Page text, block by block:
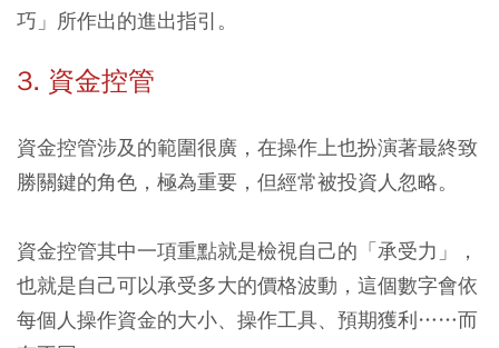
巧」所作出的進出指引。
3. 資金控管
資金控管涉及的範圍很廣，在操作上也扮演著最終致
勝關鍵的角色，極為重要，但經常被投資人忽略。
資金控管其中一項重點就是檢視自己的「承受力」，
也就是自己可以承受多大的價格波動，這個數字會依
每個人操作資金的大小、操作工具、預期獲利……而